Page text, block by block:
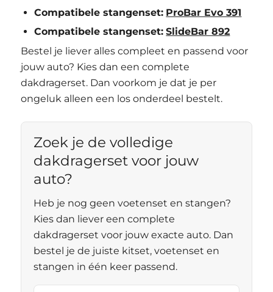
Compatibele stangenset: ProBar Evo 391
Compatibele stangenset: SlideBar 892
Bestel je liever alles compleet en passend voor
jouw auto? Kies dan een complete
dakdragerset. Dan voorkom je dat je per
ongeluk alleen een los onderdeel bestelt.
Zoek je de volledige
dakdragerset voor jouw
auto?
Heb je nog geen voetenset en stangen?
Kies dan liever een complete
dakdragerset voor jouw exacte auto. Dan
bestel je de juiste kitset, voetenset en
stangen in één keer passend.